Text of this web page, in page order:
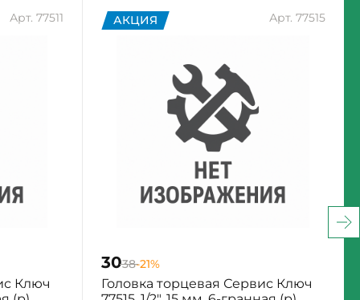
Арт. 77511
Ключ
Арт. 77515
АКЦИЯ
3038-21%
Головка торцевая Сервис Ключ